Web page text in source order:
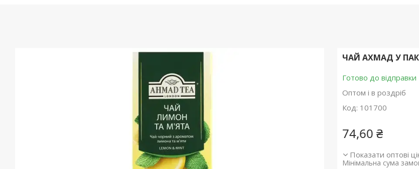
ЧАЙ АХМАД У
Готово до відправки
Оптом і в роздріб
Код: 101700
74,60 ₴
Показати оптові
Мінімальна сума